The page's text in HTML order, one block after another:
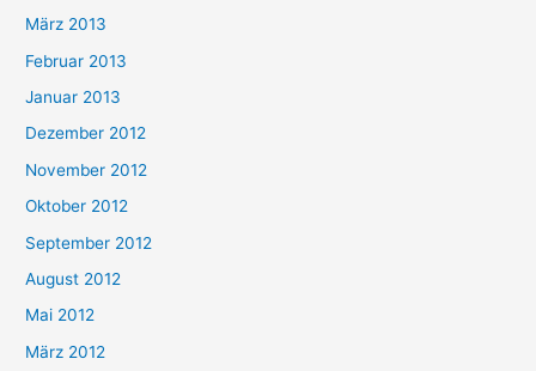
März 2013
Februar 2013
Januar 2013
Dezember 2012
November 2012
Oktober 2012
September 2012
August 2012
Mai 2012
März 2012